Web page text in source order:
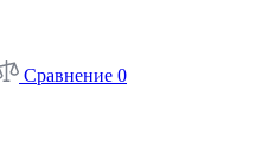
Сравнение 0